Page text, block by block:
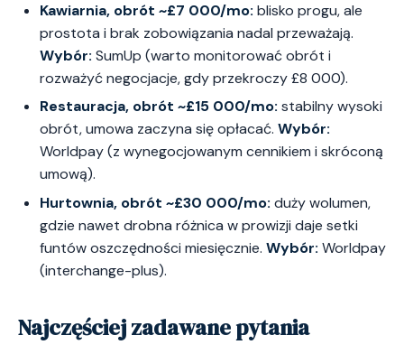
Kawiarnia, obrót ~£7 000/mo: blisko progu, ale
prostota i brak zobowiązania nadal przeważają.
Wybór: SumUp (warto monitorować obrót i
rozważyć negocjacje, gdy przekroczy £8 000).
Restauracja, obrót ~£15 000/mo: stabilny wysoki
obrót, umowa zaczyna się opłacać. Wybór:
Worldpay (z wynegocjowanym cennikiem i skróconą
umową).
Hurtownia, obrót ~£30 000/mo: duży wolumen,
gdzie nawet drobna różnica w prowizji daje setki
funtów oszczędności miesięcznie. Wybór: Worldpay
(interchange-plus).
Najczęściej zadawane pytania